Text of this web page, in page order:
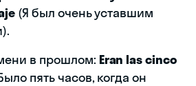
(Я был очень уставшим
в прошлом: Eran las cinco
пять часов, когда он